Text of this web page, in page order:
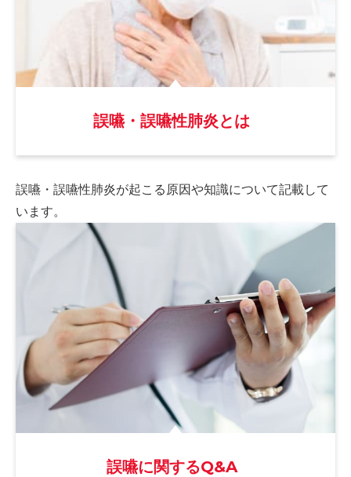
誤嚥・誤嚥性肺炎とは
誤嚥・誤嚥性肺炎が起こる原因や知識について記載して
います。
誤嚥に関するQ&A